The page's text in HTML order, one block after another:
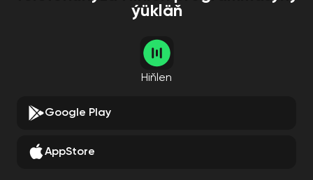
Новогодние детски
ýükläň
Hiňlen
Google Play
AppStore